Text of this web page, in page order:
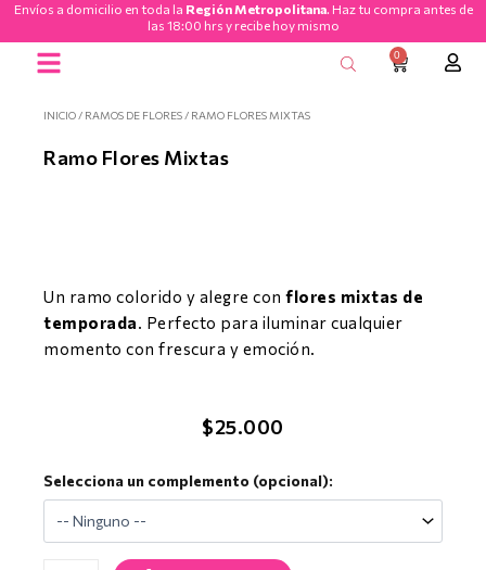
contenido
Envíos a domicilio en toda la Región Metropolitana. Haz tu compra antes de
las 18:00 hrs y recibe hoy mismo
0
CART
INICIO / RAMOS DE FLORES / RAMO FLORES MIXTAS
Ramo Flores Mixtas
Un ramo colorido y alegre con flores mixtas de
temporada. Perfecto para iluminar cualquier
momento con frescura y emoción.
$25.000
Selecciona un complemento (opcional):
Ramo
Flores
Mixtas
cantidad